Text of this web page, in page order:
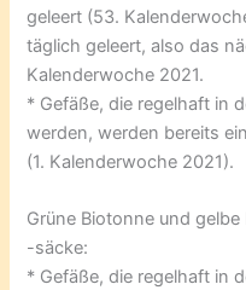
geleert (53.
täglich geleert, also das
Kalenderwoche 2021.
* Gefäße, die regelhaft in
werden, werden bereits
(1. Kalenderwoche 2021).
Grüne Biotonne und
-säcke:
* Gefäße, die regelhaft in